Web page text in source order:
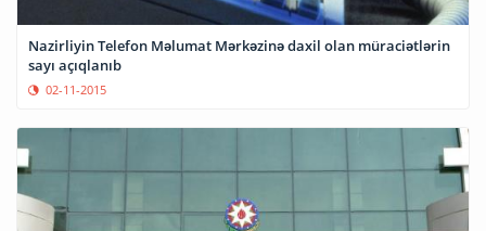
Nazirliyin Telefon Məlumat Mərkəzinə daxil olan müraciətlərin
sayı açıqlanıb
02-11-2015